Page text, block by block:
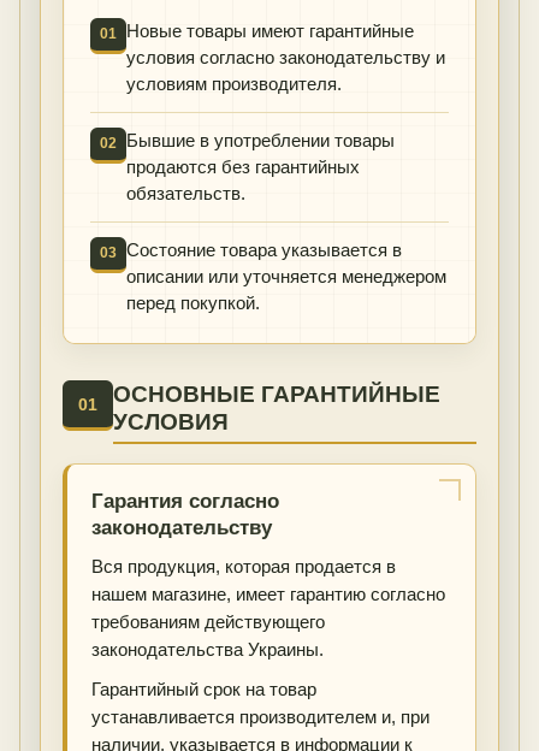
01
Новые товары имеют гарантийные
условия согласно законодательству и
условиям производителя.
02
Бывшие в употреблении товары
продаются без гарантийных
обязательств.
03 Состояние товара указывается в
описании или уточняется менеджером
перед покупкой.
01
ОСНОВНЫЕ ГАРАНТИЙНЫЕ
УСЛОВИЯ
Гарантия согласно
законодательству
Вся продукция, которая продается в
нашем магазине, имеет гарантию согласно
требованиям действующего
законодательства Украины.
Гарантийный срок на товар
устанавливается производителем и, при
наличии, указывается в информации к